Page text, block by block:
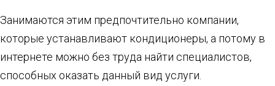
Занимаются этим предпочтительно компании,
которые устанавливают кондиционеры, а потому в
интернете можно без труда найти специалистов,
способных оказать данный вид услуги.